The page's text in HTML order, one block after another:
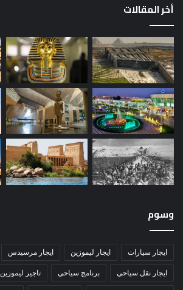
أخر المقالات
وسوم
ايجار سيارات ايجار ليموزين ايجار مرسيدس
ايجار نقل سياحي برنامج سياحي تاجير ليموزين